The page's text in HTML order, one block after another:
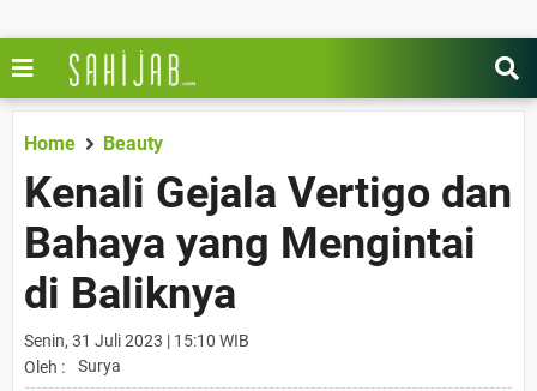
Home Beauty
Kenali Gejala Vertigo dan
Bahaya yang Mengintai
di Baliknya
Senin, 31 Juli 2023 | 15:10 WIB
Oleh :
Surya